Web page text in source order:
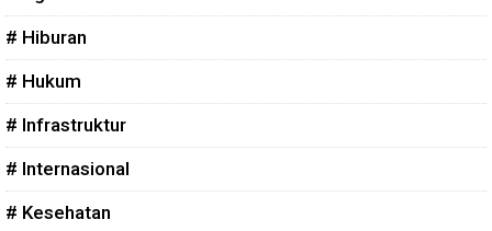
# Hiburan
# Hukum
# Infrastruktur
# Internasional
# Kesehatan